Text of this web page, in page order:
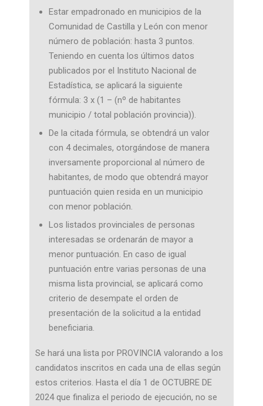
Estar empadronado en municipios de la
Comunidad de Castilla y León con menor
número de población: hasta 3 puntos.
Teniendo en cuenta los últimos datos
publicados por el Instituto Nacional de
Estadística, se aplicará la siguiente
fórmula: 3 x (1 – (nº de habitantes
municipio / total población provincia)).
De la citada fórmula, se obtendrá un valor
con 4 decimales, otorgándose de manera
inversamente proporcional al número de
habitantes, de modo que obtendrá mayor
puntuación quien resida en un municipio
con menor población.
Los listados provinciales de personas
interesadas se ordenarán de mayor a
menor puntuación. En caso de igual
puntuación entre varias personas de una
misma lista provincial, se aplicará como
criterio de desempate el orden de
presentación de la solicitud a la entidad
beneficiaria.
Se hará una lista por PROVINCIA valorando a los
candidatos inscritos en cada una de ellas según
estos criterios. Hasta el día 1 de OCTUBRE DE
2024 que finaliza el periodo de ejecución, no se